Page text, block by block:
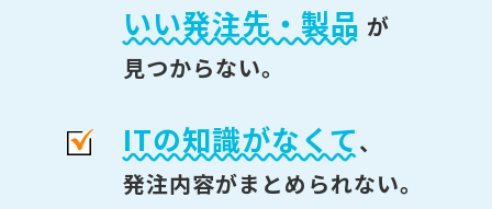
いい発注先・製品 が
見つからない。
ITの知識がなくて、
発注内容がまとめられない。